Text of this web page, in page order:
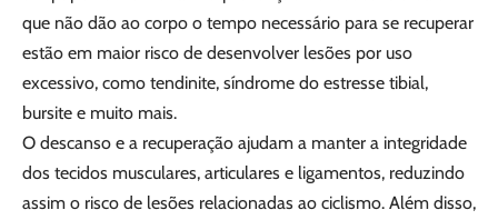
que não dão ao corpo o tempo necessário para se recuperar
estão em maior risco de desenvolver lesões por uso
excessivo, como tendinite, síndrome do estresse tibial,
bursite e muito mais.
O descanso e a recuperação ajudam a manter a integridade
dos tecidos musculares, articulares e ligamentos, reduzindo
assim o risco de lesões relacionadas ao ciclismo. Além disso,